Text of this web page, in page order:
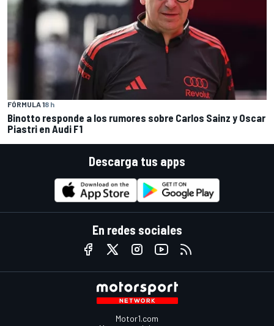
FÓRMULA 18 h
Binotto responde a los rumores sobre Carlos Sainz y Oscar
Piastri en Audi F1
Descarga tus apps
En redes sociales
Motor1.com